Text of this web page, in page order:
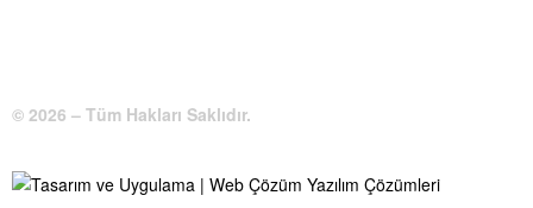
© 2026 – Tüm Hakları Saklıdır.